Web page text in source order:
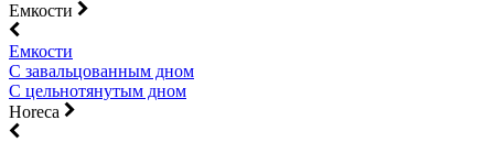
Емкости
Емкости
С завальцованным дном
С цельнотянутым дном
Horeca